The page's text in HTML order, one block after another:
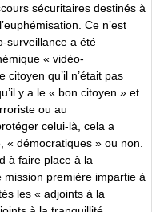
sécuritaires destinés à
Ce n’est
surveillance a été
« vidéo-
citoyen qu’il n’était pas
y a le « bon citoyen » et
ou au
celui-là, cela a
« démocratiques » ou non.
à faire place à la
première impartie à
les « adjoints à la